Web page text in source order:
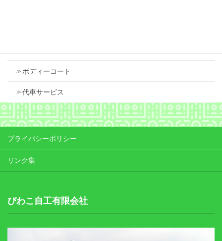
ボディーコート
代車サービス
プライバシーポリシー
リンク集
びわこ自工有限会社